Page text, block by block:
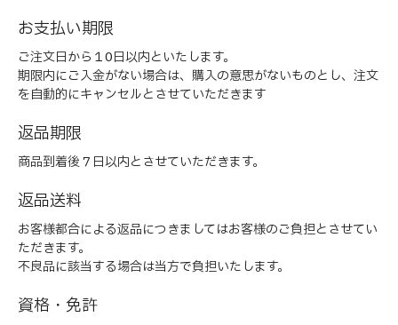
お支払い期限
ご注文日から１0日以内といたします。
期限内にご入金がない場合は、購入の意思がないものとし、注文
を自動的にキャンセルとさせていただきます
返品期限
商品到着後７日以内とさせていただきます。
返品送料
お客様都合による返品につきましてはお客様のご負担とさせてい
ただきます。
不良品に該当する場合は当方で負担いたします。
資格・免許